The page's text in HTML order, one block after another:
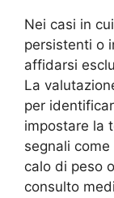
Nei casi in
persistenti o
affidarsi
La
per
impostare la
segnali
calo di peso
consulto